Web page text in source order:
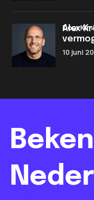
Alex
door
10 juni